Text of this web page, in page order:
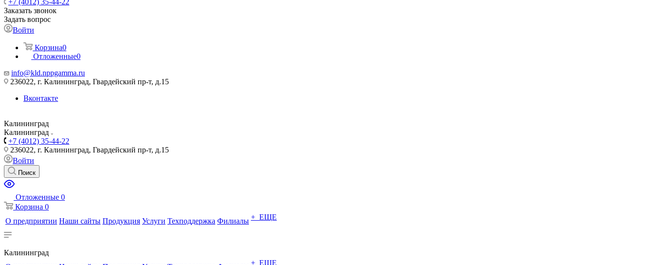
+7 (4012) 35-44-22
Заказать звонок
Задать вопрос
Войти
Корзина0
Отложенные0
info@kld.nppgamma.ru
236022, г. Калининград, Гвардейский пр-т, д.15
Вконтакте
Калининград
Калининград
+7 (4012) 35-44-22
236022, г. Калининград, Гвардейский пр-т, д.15
Войти
Поиск
Отложенные 0
Корзина 0
О предприятии Наши сайты Продукция Услуги Техподдержка Филиалы + ЕЩЕ
Калининград
+ ЕЩЕ